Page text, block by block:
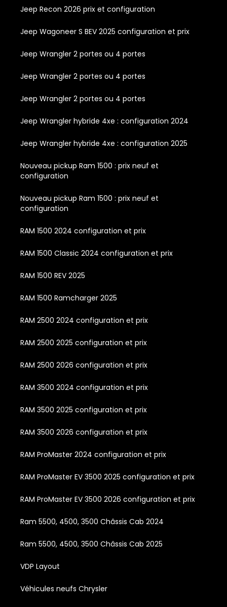
Jeep Recon 2026 prix et configuration
Jeep Wagoneer S BEV 2025 configuration et prix
Jeep Wrangler 2 portes ou 4 portes
Jeep Wrangler 2 portes ou 4 portes
Jeep Wrangler 2 portes ou 4 portes
Jeep Wrangler hybride 4xe : configuration 2024
Jeep Wrangler hybride 4xe : configuration 2025
Nouveau pickup Ram 1500 : prix neuf et
configuration
Nouveau pickup Ram 1500 : prix neuf et
configuration
RAM 1500 2024 configuration et prix
RAM 1500 Classic 2024 configuration et prix
RAM 1500 REV 2025
RAM 1500 Ramcharger 2025
RAM 2500 2024 configuration et prix
RAM 2500 2025 configuration et prix
RAM 2500 2026 configuration et prix
RAM 3500 2024 configuration et prix
RAM 3500 2025 configuration et prix
RAM 3500 2026 configuration et prix
RAM ProMaster 2024 configuration et prix
RAM ProMaster EV 3500 2025 configuration et prix
RAM ProMaster EV 3500 2026 configuration et prix
Ram 5500, 4500, 3500 Châssis Cab 2024
Ram 5500, 4500, 3500 Châssis Cab 2025
VDP Layout
Véhicules neufs Chrysler